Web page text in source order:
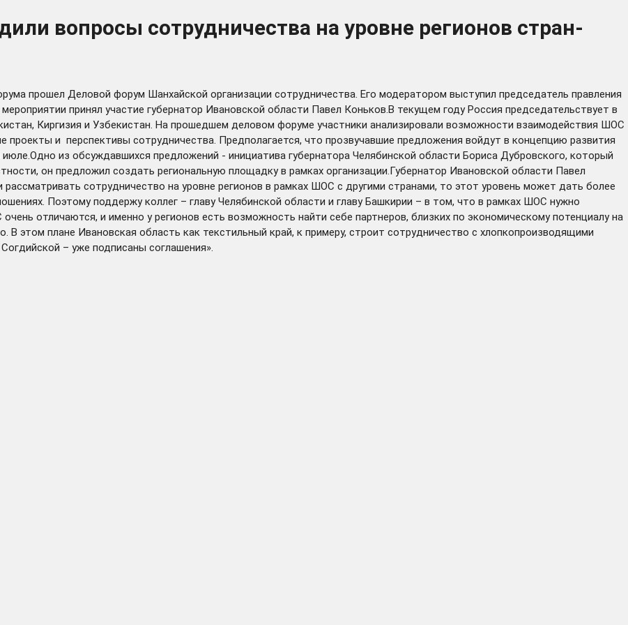
вопросы сотрудничества на уровне регионов стран-
прошел Деловой форум Шанхайской организации сотрудничества. Его модератором выступил председатель правления
принял участие губернатор Ивановской области Павел Коньков.В текущем году Россия председательствует в
Киргизия и Узбекистан. На прошедшем деловом форуме участники анализировали возможности взаимодействия ШОС
проекты и перспективы сотрудничества. Предполагается, что прозвучавшие предложения войдут в концепцию развития
из обсуждавшихся предложений - инициатива губернатора Челябинской области Бориса Дубровского, который
он предложил создать региональную площадку в рамках организации.Губернатор Ивановской области Павел
сотрудничество на уровне регионов в рамках ШОС с другими странами, то этот уровень может дать более
Поэтому поддержу коллег – главу Челябинской области и главу Башкирии – в том, что в рамках ШОС нужно
отличаются, и именно у регионов есть возможность найти себе партнеров, близких по экономическому потенциалу на
В этом плане Ивановская область как текстильный край, к примеру, строит сотрудничество с хлопкопроизводящими
– уже подписаны соглашения».